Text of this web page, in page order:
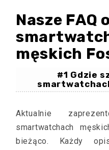
Nasze FAQ o
męskich
#1 Gdzie
Aktualnie
smartwatchach
bieżąco. Każdy